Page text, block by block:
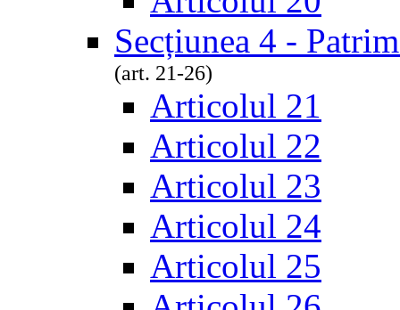
Secțiunea 4 -
(art. 21-26)
Articolul 21
Articolul 22
Articolul 23
Articolul 24
Articolul 25